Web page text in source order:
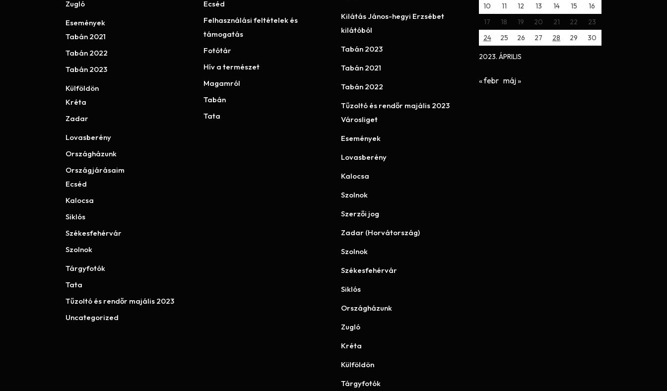
Zugló
Események
Tabán 2021
Tabán 2022
Tabán 2023
Külföldön
Kréta
Zadar
Lovasberény
Országházunk
Országjárásaim
Ecséd
Kalocsa
Siklós
Székesfehérvár
Szolnok
Tárgyfotók
Tata
Tűzoltó és rendőr majális 2023
Uncategorized
Ecséd
Felhasználási feltételek és
támogatás
Fotótár
Hív a természet
Magamról
Tabán
Tata
Kilátás János-hegyi Erzsébet
kilátóból
Tabán 2023
Tabán 2021
Tabán 2022
Tűzoltó és rendőr majális 2023
Városliget
Események
Lovasberény
Kalocsa
Szolnok
Szerzői jog
Zadar (Horvátország)
Szolnok
Székesfehérvár
Siklós
Országházunk
Zugló
Kréta
Külföldön
Tárgyfotók
2023. ÁPRILIS
10
11 12 13 14 15
16
17
18 19 20 21 22
23
24
25 26 27 28 29 30
« febr máj »